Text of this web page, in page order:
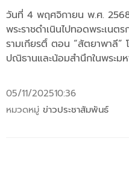
วันที่ 4 พฤศจิกายน พ.ศ.
พระราชดำเนินไปทอดพระเน
รามเกียรติ์ ตอน “สัตยาพาลี”
ปณิธานและน้อมสำนึกในพระ
05/11/202510:36
หมวดหมู่ ข่าวประชาสัมพันธ์